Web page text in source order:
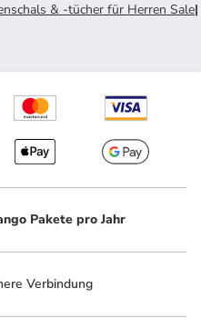
& -tücher für Herren Sale|
Pakete pro Jahr
Verbindung